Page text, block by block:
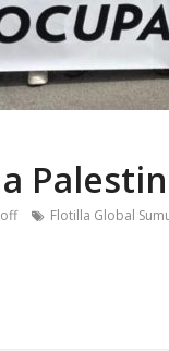
Flotilla Global